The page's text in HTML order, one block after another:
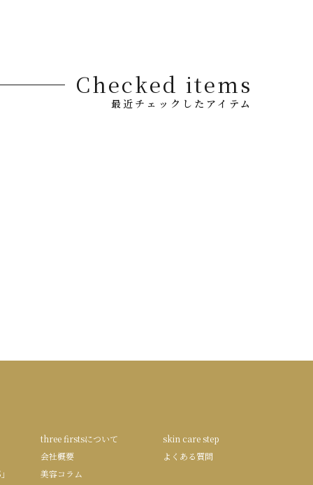
Checked items
最近チェックしたアイテム
three firstsについて
skin care step
会社概要
よくある質問
美容コラム